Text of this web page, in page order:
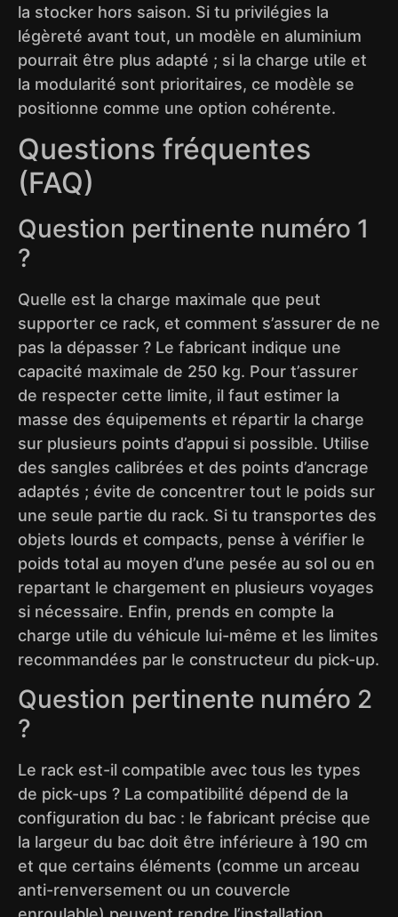
la stocker hors saison. Si tu privilégies la
légèreté avant tout, un modèle en aluminium
pourrait être plus adapté ; si la charge utile et
la modularité sont prioritaires, ce modèle se
positionne comme une option cohérente.
Questions fréquentes
(FAQ)
Question pertinente numéro 1
?
Quelle est la charge maximale que peut
supporter ce rack, et comment s’assurer de ne
pas la dépasser ? Le fabricant indique une
capacité maximale de 250 kg. Pour t’assurer
de respecter cette limite, il faut estimer la
masse des équipements et répartir la charge
sur plusieurs points d’appui si possible. Utilise
des sangles calibrées et des points d’ancrage
adaptés ; évite de concentrer tout le poids sur
une seule partie du rack. Si tu transportes des
objets lourds et compacts, pense à vérifier le
poids total au moyen d’une pesée au sol ou en
repartant le chargement en plusieurs voyages
si nécessaire. Enfin, prends en compte la
charge utile du véhicule lui-même et les limites
recommandées par le constructeur du pick-up.
Question pertinente numéro 2
?
Le rack est-il compatible avec tous les types
de pick-ups ? La compatibilité dépend de la
configuration du bac : le fabricant précise que
la largeur du bac doit être inférieure à 190 cm
et que certains éléments (comme un arceau
anti-renversement ou un couvercle